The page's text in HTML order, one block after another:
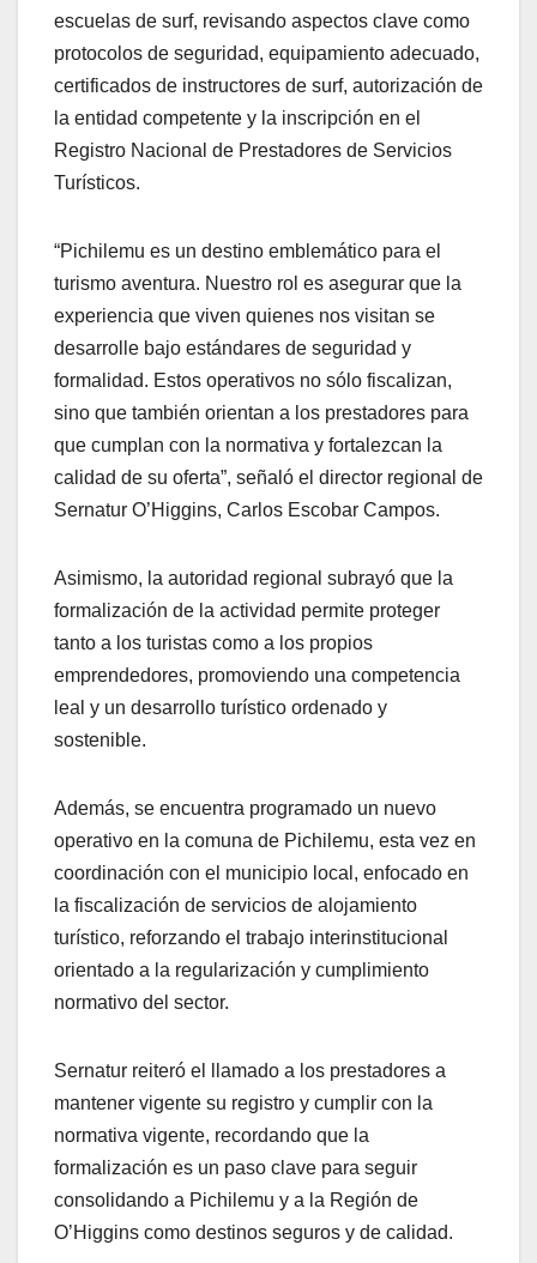
escuelas de surf, revisando aspectos clave como
protocolos de seguridad, equipamiento adecuado,
certificados de instructores de surf, autorización de
la entidad competente y la inscripción en el
Registro Nacional de Prestadores de Servicios
Turísticos.
“Pichilemu es un destino emblemático para el
turismo aventura. Nuestro rol es asegurar que la
experiencia que viven quienes nos visitan se
desarrolle bajo estándares de seguridad y
formalidad. Estos operativos no sólo fiscalizan,
sino que también orientan a los prestadores para
que cumplan con la normativa y fortalezcan la
calidad de su oferta”, señaló el director regional de
Sernatur O’Higgins, Carlos Escobar Campos.
Asimismo, la autoridad regional subrayó que la
formalización de la actividad permite proteger
tanto a los turistas como a los propios
emprendedores, promoviendo una competencia
leal y un desarrollo turístico ordenado y
sostenible.
Además, se encuentra programado un nuevo
operativo en la comuna de Pichilemu, esta vez en
coordinación con el municipio local, enfocado en
la fiscalización de servicios de alojamiento
turístico, reforzando el trabajo interinstitucional
orientado a la regularización y cumplimiento
normativo del sector.
Sernatur reiteró el llamado a los prestadores a
mantener vigente su registro y cumplir con la
normativa vigente, recordando que la
formalización es un paso clave para seguir
consolidando a Pichilemu y a la Región de
O’Higgins como destinos seguros y de calidad.